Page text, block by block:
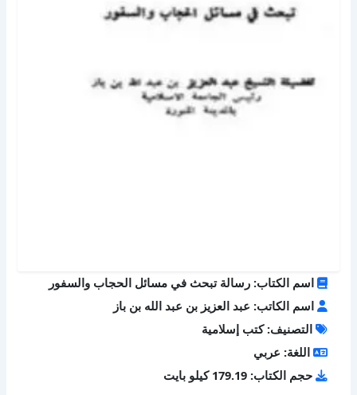
اسم الكتاب: رسالة تبحث في مسائل الحجاب والسفور
اسم الكاتب: عبد العزيز بن عبد الله بن باز
التصنيف: كتب إسلامية
اللغة: عربي
حجم الكتاب: 179.19 كيلو بايت